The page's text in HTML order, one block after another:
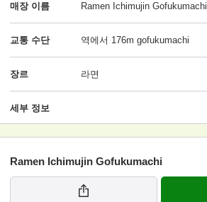
매장 이름 Ramen Ichimujin Gofukumachi
교통 수단 역에서 176m gofukumachi
장르 라면
세부 정보
Ramen Ichimujin Gofukumachi